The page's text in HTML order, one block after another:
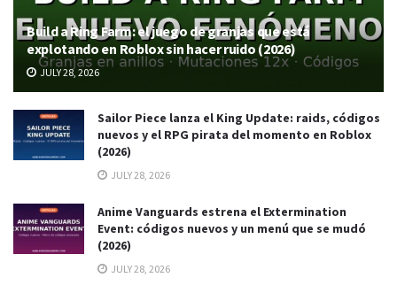
Build a Ring Farm: el juego de granjas que está
explotando en Roblox sin hacer ruido (2026)
JULY 28, 2026
Sailor Piece lanza el King Update: raids, códigos
nuevos y el RPG pirata del momento en Roblox
(2026)
JULY 28, 2026
Anime Vanguards estrena el Extermination
Event: códigos nuevos y un menú que se mudó
(2026)
JULY 28, 2026